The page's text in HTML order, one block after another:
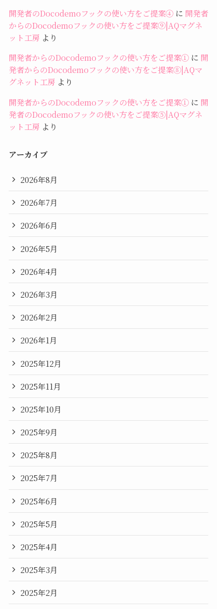
開発者のDocodemoフックの使い方をご提案④に 開発者
からのDocodemoフックの使い方をご提案⑨|AQマグネ
ット工房 より
開発者からのDocodemoフックの使い方をご提案①に 開
発者からのDocodemoフックの使い方をご提案⑧|AQマ
グネット工房 より
開発者からのDocodemoフックの使い方をご提案①に 開
発者のDocodemoフックの使い方をご提案⑤|AQマグネ
ット工房 より
アーカイブ
2026年8月
2026年7月
2026年6月
2026年5月
2026年4月
2026年3月
2026年2月
2026年1月
2025年12月
2025年11月
2025年10月
2025年9月
2025年8月
2025年7月
2025年6月
2025年5月
2025年4月
2025年3月
2025年2月